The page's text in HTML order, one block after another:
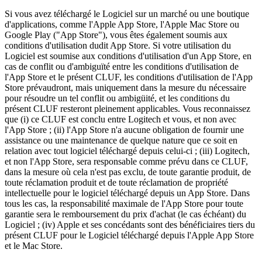
Si vous avez téléchargé le Logiciel sur un marché ou une boutique
d'applications, comme l'Apple App Store, l'Apple Mac Store ou
Google Play ("App Store"), vous êtes également soumis aux
conditions d'utilisation dudit App Store. Si votre utilisation du
Logiciel est soumise aux conditions d'utilisation d'un App Store, en
cas de conflit ou d'ambiguïté entre les conditions d'utilisation de
l'App Store et le présent CLUF, les conditions d'utilisation de l'App
Store prévaudront, mais uniquement dans la mesure du nécessaire
pour résoudre un tel conflit ou ambigüité, et les conditions du
présent CLUF resteront pleinement applicables. Vous reconnaissez
que (i) ce CLUF est conclu entre Logitech et vous, et non avec
l'App Store ; (ii) l'App Store n'a aucune obligation de fournir une
assistance ou une maintenance de quelque nature que ce soit en
relation avec tout logiciel téléchargé depuis celui-ci ; (iii) Logitech,
et non l'App Store, sera responsable comme prévu dans ce CLUF,
dans la mesure où cela n'est pas exclu, de toute garantie produit, de
toute réclamation produit et de toute réclamation de propriété
intellectuelle pour le logiciel téléchargé depuis un App Store. Dans
tous les cas, la responsabilité maximale de l'App Store pour toute
garantie sera le remboursement du prix d'achat (le cas échéant) du
Logiciel ; (iv) Apple et ses concédants sont des bénéficiaires tiers du
présent CLUF pour le Logiciel téléchargé depuis l'Apple App Store
et le Mac Store.